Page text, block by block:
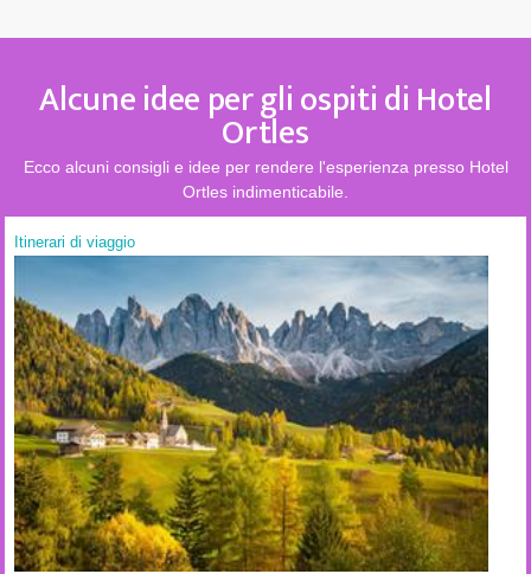
Alcune idee per gli ospiti di Hotel
Ortles
Ecco alcuni consigli e idee per rendere l'esperienza presso Hotel
Ortles indimenticabile.
Itinerari di viaggio